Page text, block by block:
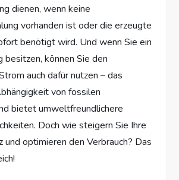
dienen, wenn keine
vorhanden ist oder die erzeugte
benötigt wird. Und wenn Sie ein
besitzen, können Sie den
auch dafür nutzen – das
von fossilen
bietet umweltfreundlichere
Doch wie steigern Sie Ihre
und optimieren den Verbrauch? Das